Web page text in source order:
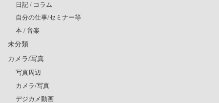
日記 / コラム
自分の仕事/セミナー等
本 / 音楽
未分類
カメラ/写真
写真周辺
カメラ/写真
デジカメ動画